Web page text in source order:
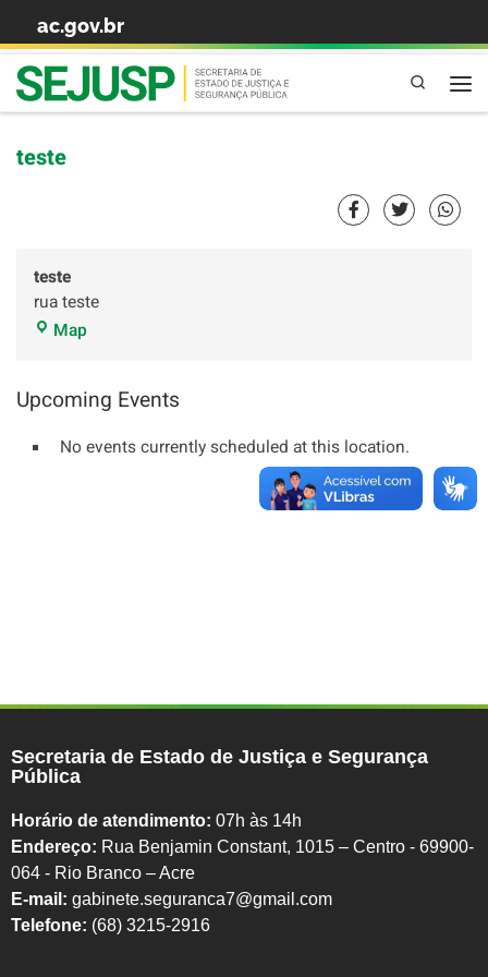
Skip to content
ac.gov.br
Pesquisa
teste
teste
rua teste
Map
Upcoming Events
No events currently scheduled at this location.
Secretaria de Estado de Justiça e Segurança
Pública
Horário de atendimento: 07h às 14h
Endereço: Rua Benjamin Constant, 1015 – Centro - 69900-
064 - Rio Branco – Acre
E-mail: gabinete.seguranca7@gmail.com
Telefone: (68) 3215-2916